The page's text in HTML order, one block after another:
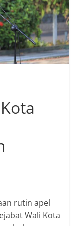
rutin apel
Wali Kota